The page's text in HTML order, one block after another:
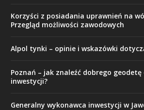
Korzyści z posiadania uprawnień na
Przegląd możliwości zawodowych
Alpol tynki – opinie i wskazówki
Poznań – jak znaleźć dobrego geodetę
inwestycji?
Generalny wykonawca inwestycji w